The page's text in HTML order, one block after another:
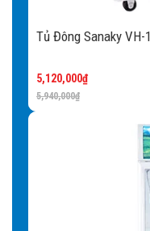
Tủ Đông Sanaky
5,940,000₫
5,120,000₫